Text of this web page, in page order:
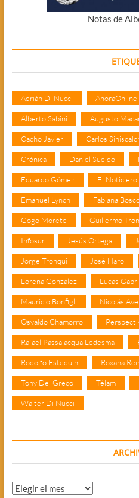
Notas de
Adrián Di Nucci AhoraOnline
Alberto Sabini Augusto
Cacho Javier Carlos
Crónica Daniel Sueldo
Eduardo Gómez El Noticiero
Emanuel Lynch Fabiana
Gogo Morete Guillermo
Infosur Jesús Ortega
Jorge Tronqui José Haro
Lorena González Lucas
Mauricio Bonfigli Nicolás
Osvaldo Chamorro
Rafael Passalacqua Ledesma
Rodolfo Estequin Roxana
Tony Del Greco Télam
Walter Di Nucci
Archivos